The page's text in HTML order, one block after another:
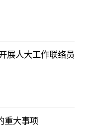
展人大工作联络员
重大事项